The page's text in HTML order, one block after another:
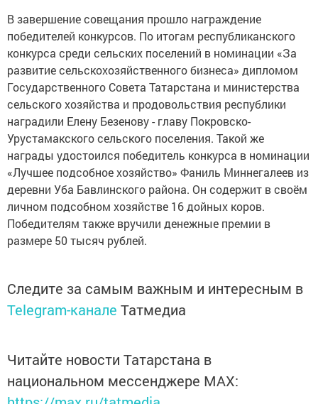
В завершение совещания прошло награждение
победителей конкурсов. По итогам республиканского
конкурса среди сельских поселений в номинации «За
развитие сельскохозяйственного бизнеса» дипломом
Государственного Совета Татарстана и министерства
сельского хозяйства и продовольствия республики
наградили Елену Безенову - главу Покровско-
Урустамакского сельского поселения. Такой же
награды удостоился победитель конкурса в номинации
«Лучшее подсобное хозяйство» Фаниль Миннегалеев из
деревни Уба Бавлинского района. Он содержит в своём
личном подсобном хозяйстве 16 дойных коров.
Победителям также вручили денежные премии в
размере 50 тысяч рублей.
Следите за самым важным и интересным в
Telegram-канале Татмедиа
Читайте новости Татарстана в
национальном мессенджере MАХ: